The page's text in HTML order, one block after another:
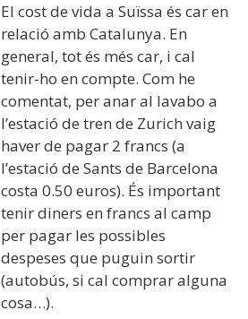
El cost de vida a Suïssa és car en
relació amb Catalunya. En
general, tot és més car, i cal
tenir-ho en compte. Com he
comentat, per anar al lavabo a
l’estació de tren de Zurich vaig
haver de pagar 2 francs (a
l’estació de Sants de Barcelona
costa 0.50 euros). És important
tenir diners en francs al camp
per pagar les possibles
despeses que puguin sortir
(autobús, si cal comprar alguna
cosa…).